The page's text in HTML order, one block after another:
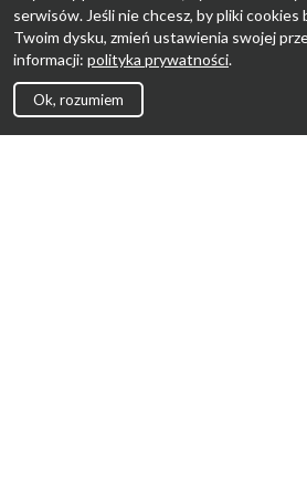
serwisów. Jeśli nie chcesz, by pliki cookies
Twoim dysku, zmień ustawienia swojej
informacji: polityka prywatności.
Ok, rozumiem